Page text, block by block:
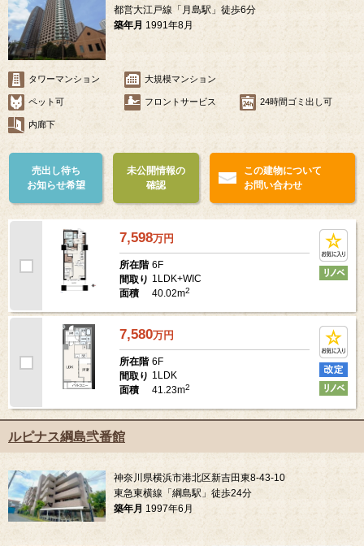
都営大江戸線「月島駅」徒歩6分
築年月 1991年8月
タワーマンション 大規模マンション
ペット可 フロントサービス 24時間ゴミ出し可
内廊下
売出し待ち
お知らせ希望
未公開情報の
確認
この建物について
お問い合わせ
7,598万円
所在階 6F
間取り 1LDK+WIC
面積
40.02m2
7,580万円
所在階 6F
間取り 1LDK
面積
41.23m2
ルピナス綱島弐番館
神奈川県横浜市港北区新吉田東8-43-10
東急東横線「綱島駅」徒歩24分
築年月 1997年6月